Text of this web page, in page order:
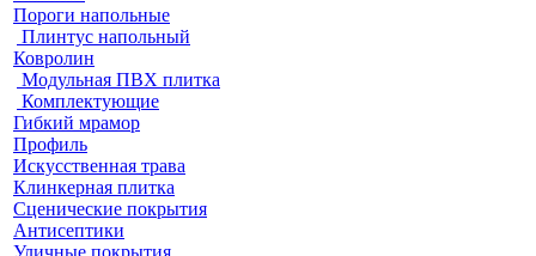
Пороги напольные
Плинтус напольный
Ковролин
Модульная ПВХ плитка
Комплектующие
Гибкий мрамор
Профиль
Искусственная трава
Клинкерная плитка
Сценические покрытия
Антисептики
Уличные покрытия